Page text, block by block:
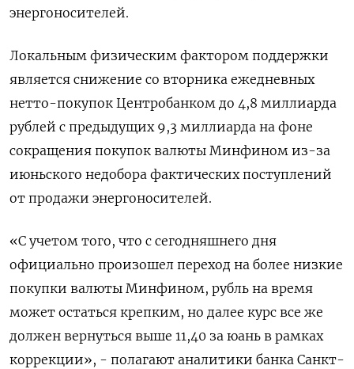
энергоносителей.
Локальным физическим фактором ‌поддержки
является снижение со вторника ежедневных
нетто-покупок Центробанком до 4,8 миллиарда
рублей с предыдущих 9,3 миллиарда на фоне
сокращения покупок валюты Минфином из-за
июньского недобора фактических поступлений
от продажи энергоносителей.
«С учетом того, что с ​сегодняшнего дня
официально произошел переход на ​более низкие
покупки валюты Минфином, ‌рубль на время
может остаться крепким, но далее курс все же
должен вернуться выше 11,40 за юань в рамках ​
коррекции», - полагают аналитики банка Санкт-